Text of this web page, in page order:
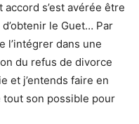
accord s’est avérée être
le Guet… Par
l’intégrer dans une
du refus de divorce
et j’entends faire en
son possible pour